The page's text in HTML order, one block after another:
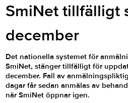
SmiNet tillfälligt
december
Det nationella systemet för
SmiNet, stänger tillfälligt för
december. Fall av
dagar får sedan anmälas av
när SmiNet öppnar igen.